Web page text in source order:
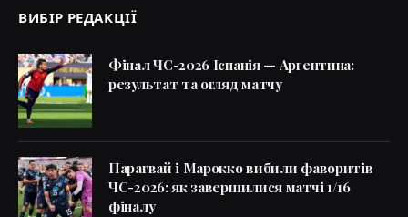
ВИБІР РЕДАКЦІЇ
Фінал ЧС-2026 Іспанія — Аргентина:
результат та огляд матчу
Парагвай і Марокко вибили фаворитів
ЧС-2026: як завершилися матчі 1/16
фіналу